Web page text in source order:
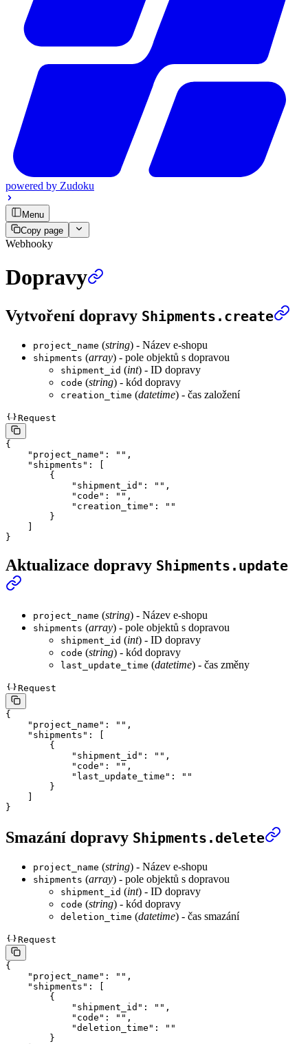
powered by Zudoku
Menu
Copy page
Webhooky
Dopravy
Vytvoření dopravy Shipments.create
project_name (string) - Název e-shopu
shipments (array) - pole objektů s dopravou
shipment_id (int) - ID dopravy
code (string) - kód dopravy
creation_time (datetime) - čas založení
Request
{
    "project_name"
: "" ,
    "shipments"
: [
        {
            "shipment_id"
: "" ,
            "code"
: "" ,
            "creation_time"
:
""
        }
}
Aktualizace dopravy Shipments.update
project_name (string) - Název e-shopu
shipments (array) - pole objektů s dopravou
shipment_id (int) - ID dopravy
code (string) - kód dopravy
last_update_time (datetime) - čas změny
Request
{
    "project_name"
: "" ,
    "shipments"
: [
        {
            "shipment_id"
: "" ,
            "code"
: "" ,
            "last_update_time"
:
""
        }
}
Smazání dopravy Shipments.delete
project_name (string) - Název e-shopu
shipments (array) - pole objektů s dopravou
shipment_id (int) - ID dopravy
code (string) - kód dopravy
deletion_time (datetime) - čas smazání
Request
{
    "project_name"
: "" ,
    "shipments"
: [
        {
            "shipment_id"
: "" ,
            "code"
: "" ,
            "deletion_time"
:
""
        }